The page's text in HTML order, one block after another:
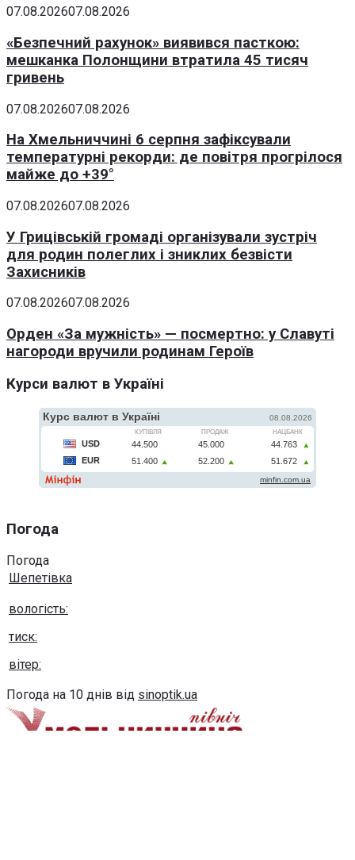
07.08.202607.08.2026
«Безпечний рахунок» виявився пасткою:
мешканка Полонщини втратила 45 тисяч
гривень
07.08.202607.08.2026
На Хмельниччині 6 серпня зафіксували
температурні рекорди: де повітря прогрілося
майже до +39°
07.08.202607.08.2026
У Грицівській громаді організували зустріч
для родин полеглих і зниклих безвісти
Захисників
07.08.202607.08.2026
Орден «За мужність» — посмертно: у Славуті
нагороди вручили родинам Героїв
Курси валют в Україні
Погода
Погода
Шепетівка
вологість:
тиск:
вітер:
Погода на 10 днів від sinoptik.ua